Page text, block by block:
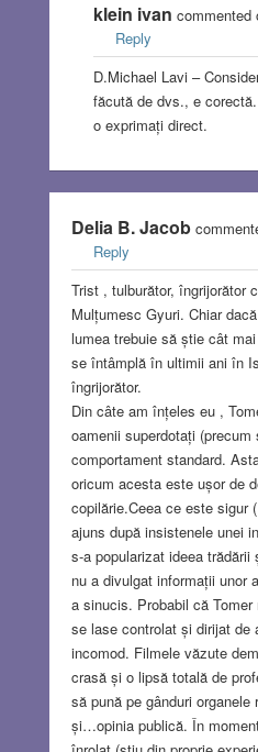
klein ivan commented
Reply
D.Michael Lavi –
făcută de dvs., e
o exprimați direct.
Delia B. Jacob
Reply
Trist , tulburător, îngrijorător
Mulțumesc Gyuri. Chiar
lumea trebuie să știe cât
se întâmplă în ultimii ani în
îngrijorător.
Din câte am înțeles eu ,
oamenii superdotați
comportament standard.
oricum acesta este ușor de
copilărie.Ceea ce este sigur
ajuns după insistenele unei
s-a popularizat ideea
nu a divulgat informații unor
a sinucis. Probabil că
se lase controlat și dirijat de
incomod. Filmele văzute
crasă și o lipsă totală de
să pună pe gânduri
și…opinia publică. În